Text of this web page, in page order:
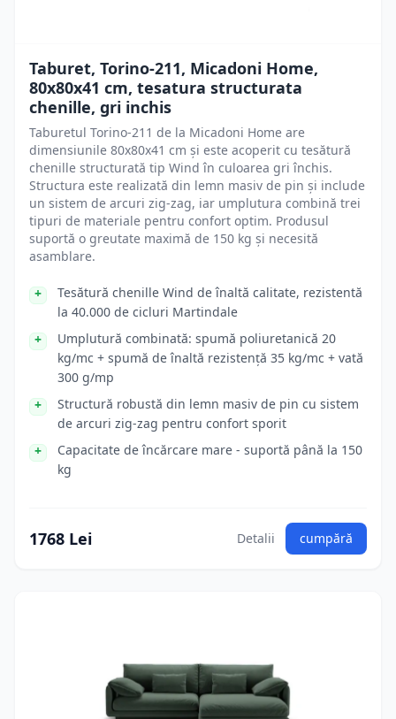
Taburet, Torino-211, Micadoni Home,
80x80x41 cm, tesatura structurata
chenille, gri inchis
Taburetul Torino-211 de la Micadoni Home are
dimensiunile 80x80x41 cm și este acoperit cu tesătură
chenille structurată tip Wind în culoarea gri închis.
Structura este realizată din lemn masiv de pin și include
un sistem de arcuri zig-zag, iar umplutura combină trei
tipuri de materiale pentru confort optim. Produsul
suportă o greutate maximă de 150 kg și necesită
asamblare.
Tesătură chenille Wind de înaltă calitate, rezistentă
la 40.000 de cicluri Martindale
Umplutură combinată: spumă poliuretanică 20
kg/mc + spumă de înaltă rezistență 35 kg/mc + vată
300 g/mp
Structură robustă din lemn masiv de pin cu sistem
de arcuri zig-zag pentru confort sporit
Capacitate de încărcare mare - suportă până la 150
kg
1768 Lei Detalii cumpără